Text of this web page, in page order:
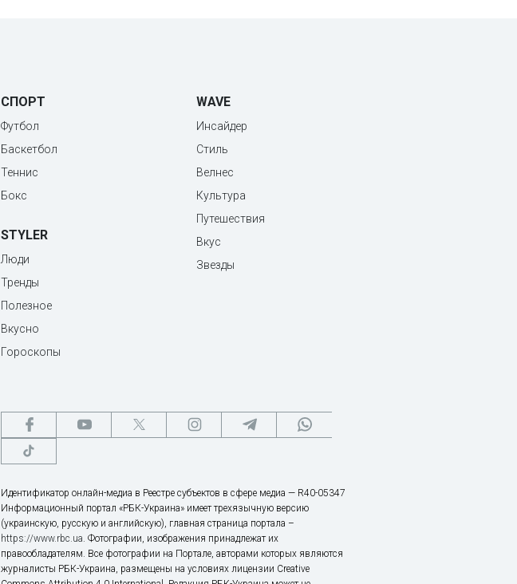
СПОРТ
Футбол
Баскетбол
Теннис
Бокс
STYLER
Люди
Тренды
Полезное
Вкусно
Гороскопы
WAVE
Инсайдер
Стиль
Велнес
Культура
Путешествия
Вкус
Звезды
Идентификатор онлайн-медиа в Реестре субъектов в сфере медиа — R40-05347
Информационный портал «РБК-Украина» имеет трехязычную версию
(украинскую, русскую и английскую), главная страница портала –
https://www.rbc.ua. Фотографии, изображения принадлежат их
правообладателям. Все фотографии на Портале, авторами которых являются
журналисты РБК-Украина, размещены на условиях лицензии Creative